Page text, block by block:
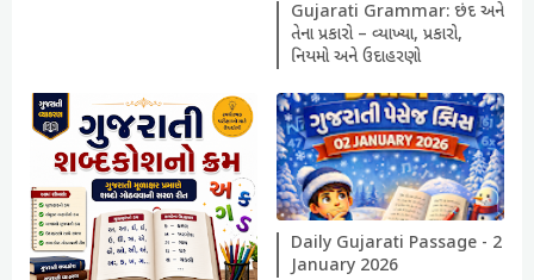
Gujarati Grammar: છંદ અને
તેના પ્રકારો – વ્યાખ્યા, પ્રકારો,
નિયમો અને ઉદાહરણો
Daily Gujarati Passage - 2
January 2026